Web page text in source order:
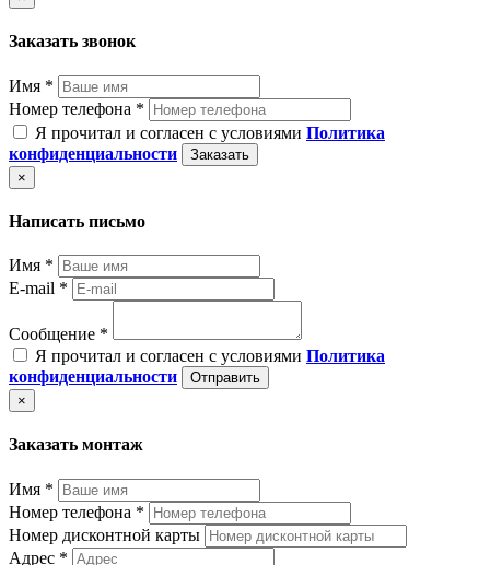
Заказать звонок
Имя *
Номер телефона *
Я прочитал и согласен с условиями Политика
конфиденциальности
Заказать
×
Написать письмо
Имя *
E-mail *
Сообщение *
Я прочитал и согласен с условиями Политика
конфиденциальности
Отправить
×
Заказать монтаж
Имя *
Номер телефона *
Номер дисконтной карты
Адрес *